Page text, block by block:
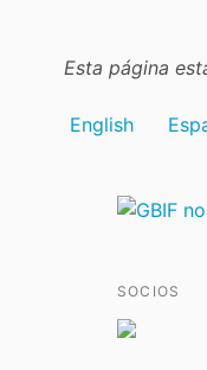
Esta página
English
SOCIOS